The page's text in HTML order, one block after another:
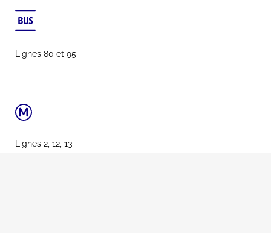
Lignes 80 et 95
Lignes 2, 12, 13